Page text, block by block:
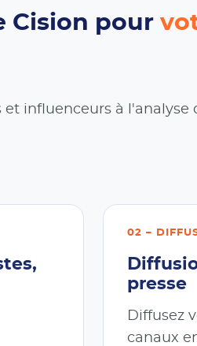
Cision pour
influenceurs à
02 –
presse
Diffusez
canaux